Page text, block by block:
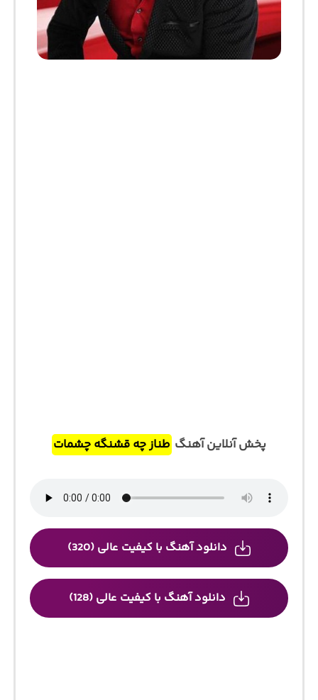
پخش آنلاین آهنگ طناز چه قشنگه چشمات
دانلود آهنگ با کیفیت عالی (320)
دانلود آهنگ با کیفیت عالی (128)